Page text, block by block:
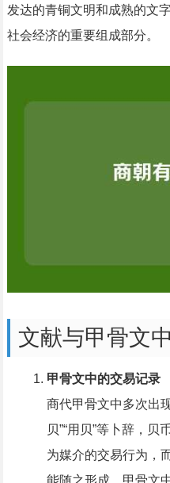
发达的青铜文明和成熟的文
社会经济的重要组成部分。
文献与甲骨文
甲骨文中的交易记录
商代甲骨文中多次出
贝”“用贝”等卜辞，
为媒介的交易行为